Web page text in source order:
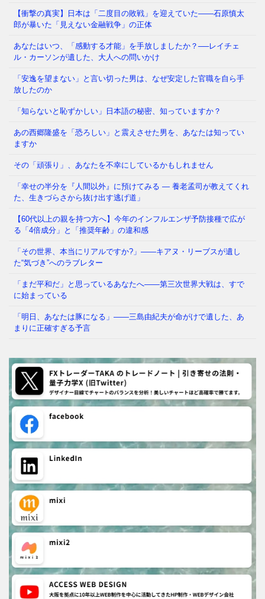
てしまう——そんな経験、⇒ 続きを読む
は、いったい何だと思いますか？ 生まれ持った性格
「当たり前」でした。鍵を⇒ 続きを読む
【衝撃の真実】日本は「二度目の敗戦」を迎えていた――石原慎太
郎が暴いた「見えない金融戦争」の正体
あなたはいつ、「感動する才能」を手放しましたか？──レイチェ
ル・カーソンが遺した、大人への問いかけ
「安逸を望まない」と言い切った男は、なぜ安定した官職を自ら手
放したのか
「知らないと恥ずかしい」日本語の秘密、知っていますか？
あの西郷隆盛を「恐ろしい」と震えさせた男を、あなたは知ってい
ますか
その「頑張り」、あなたを不幸にしているかもしれません
「幸せの半分を『人間以外』に預けてみる ― 養老孟司が教えてくれ
た、生きづらさから抜け出す逃げ道」
【60代以上の親を持つ方へ】今年のインフルエンザ予防接種で広が
る「4倍成分」と「推奨年齢」の違和感
「その世界、本当にリアルですか?」——キアヌ・リーブスが遺し
た“気づき”へのラブレター
「まだ平和だ」と思っているあなたへ——第三次世界大戦は、すで
に始まっている
「明日、あなたは豚になる」——三島由紀夫が命がけで遺した、あ
まりに正確すぎる予言